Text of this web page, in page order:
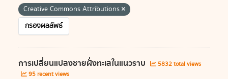
Creative Commons Attributions
กรองผลลัพธ์
การเปลี่ยนแปลงชายฝั่งทะเลในแนวราบ
5832 total views
95 recent views